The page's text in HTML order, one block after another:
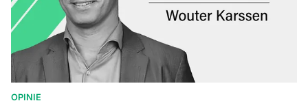
OPINIE